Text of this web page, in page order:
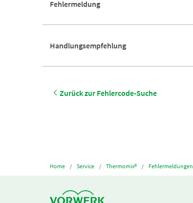
Fehlermeldung
Handlungsempfehlung
Zurück zur Fehlercode-Suche
Home Service Thermomix® Fehlermeldungen